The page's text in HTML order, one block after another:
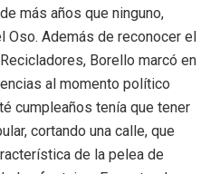
más años que ninguno,
Oso. Además de reconocer el
Borello marcó en
al momento político
cumpleaños tenía que tener
cortando una calle, que
de la pelea de